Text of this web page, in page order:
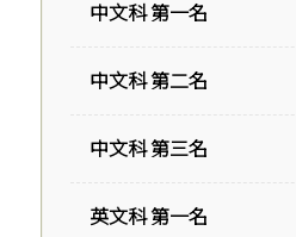
中文科 第一名
中文科 第二名
中文科 第三名
英文科 第一名